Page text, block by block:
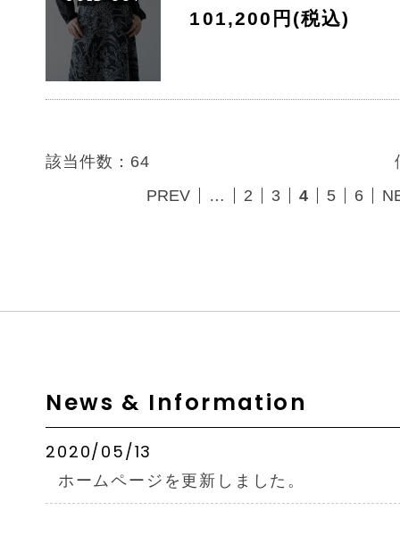
101,200円(税込)
該当件数：64
PREV
… 2 3 4 5 6
News & Information
2020/05/13
ホームページを更新しました。